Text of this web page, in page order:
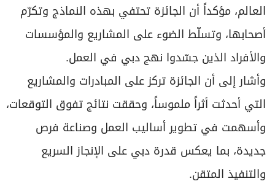
العالم، مؤكداً أن الجائزة تحتفي بهذه النماذج وتكرّم
أصحابها، وتسلّط الضوء على المشاريع والمؤسسات
والأفراد الذين جسّدوا نهج دبي في العمل.
وأشار إلى أن الجائزة تركز على المبادرات والمشاريع
التي أحدثت أثراً ملموساً، وحققت نتائج تفوق التوقعات،
وأسهمت في تطوير أساليب العمل وصناعة فرص
جديدة، بما يعكس قدرة دبي على الإنجاز السريع
والتنفيذ المتقن.